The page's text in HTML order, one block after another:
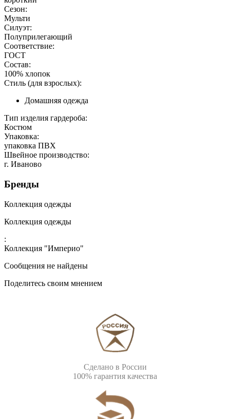
Сезон:
Мульти
Силуэт:
Полуприлегающий
Соответствие:
ГОСТ
Состав:
100% хлопок
Стиль (для взрослых):
Домашняя одежда
Тип изделия гардероба:
Костюм
Упаковка:
упаковка ПВХ
Швейное производство:
г. Иваново
Бренды
Коллекция одежды
Коллекция одежды
:
Коллекция "Империо"
Сообщения не найдены
Поделитесь своим мнением
Сделано в России
100% гарантия качества